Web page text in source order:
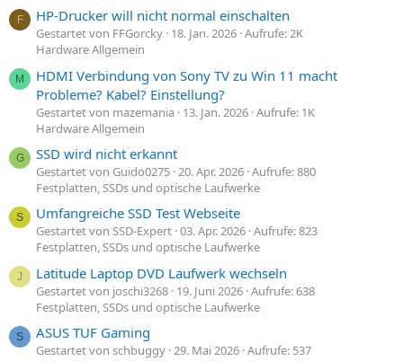
F HP-Drucker will nicht normal einschalten
Gestartet von FFGorcky 18. Jan. 2026 Aufrufe: 2K
Hardware Allgemein
M
HDMI Verbindung von Sony TV zu Win 11 macht
Probleme? Kabel? Einstellung?
Gestartet von mazemania 13. Jan. 2026 Aufrufe: 1K
Hardware Allgemein
G SSD wird nicht erkannt
Gestartet von Guido0275 20. Apr. 2026 Aufrufe: 880
Festplatten, SSDs und optische Laufwerke
S Umfangreiche SSD Test Webseite
Gestartet von SSD-Expert 03. Apr. 2026 Aufrufe: 823
Festplatten, SSDs und optische Laufwerke
J Latitude Laptop DVD Laufwerk wechseln
Gestartet von joschi3268 19. Juni 2026 Aufrufe: 638
Festplatten, SSDs und optische Laufwerke
S ASUS TUF Gaming
Gestartet von schbuggy 29. Mai 2026 Aufrufe: 537